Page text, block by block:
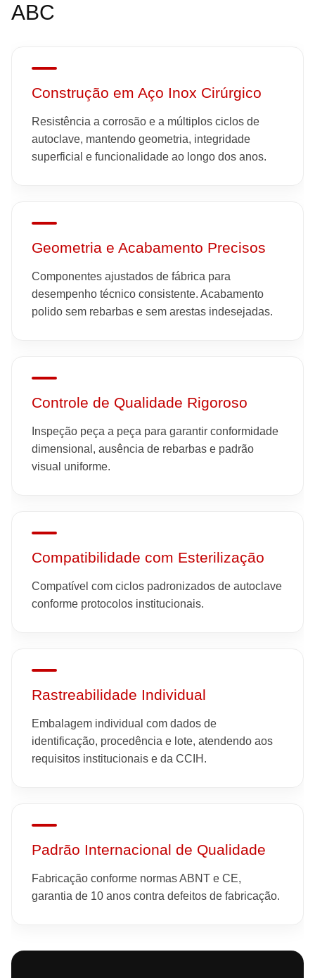
ABC
Construção em Aço Inox Cirúrgico
Resistência a corrosão e a múltiplos ciclos de
autoclave, mantendo geometria, integridade
superficial e funcionalidade ao longo dos anos.
Geometria e Acabamento Precisos
Componentes ajustados de fábrica para
desempenho técnico consistente. Acabamento
polido sem rebarbas e sem arestas indesejadas.
Controle de Qualidade Rigoroso
Inspeção peça a peça para garantir conformidade
dimensional, ausência de rebarbas e padrão
visual uniforme.
Compatibilidade com Esterilização
Compatível com ciclos padronizados de autoclave
conforme protocolos institucionais.
Rastreabilidade Individual
Embalagem individual com dados de
identificação, procedência e lote, atendendo aos
requisitos institucionais e da CCIH.
Padrão Internacional de Qualidade
Fabricação conforme normas ABNT e CE,
garantia de 10 anos contra defeitos de fabricação.